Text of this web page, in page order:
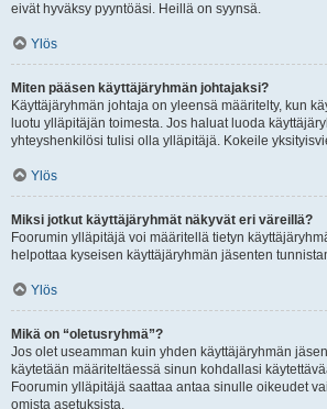
eivät hyväksy pyyntöäsi. Heillä on syynsä.
Ylös
Miten pääsen käyttäjäryhmän johtajaksi?
Käyttäjäryhmän johtaja on yleensä määritelty, kun
luotu ylläpitäjän toimesta. Jos haluat luoda
yhteyshenkilösi tulisi olla ylläpitäjä. Kokeile
Ylös
Miksi jotkut käyttäjäryhmät näkyvät eri väreillä?
Foorumin ylläpitäjä voi määritellä tietyn
helpottaa kyseisen käyttäjäryhmän jäsenten
Ylös
Mikä on “oletusryhmä”?
Jos olet useamman kuin yhden käyttäjäryhmän
käytetään määriteltäessä sinun kohdallasi
Foorumin ylläpitäjä saattaa antaa sinulle oikeudet
omista asetuksista.